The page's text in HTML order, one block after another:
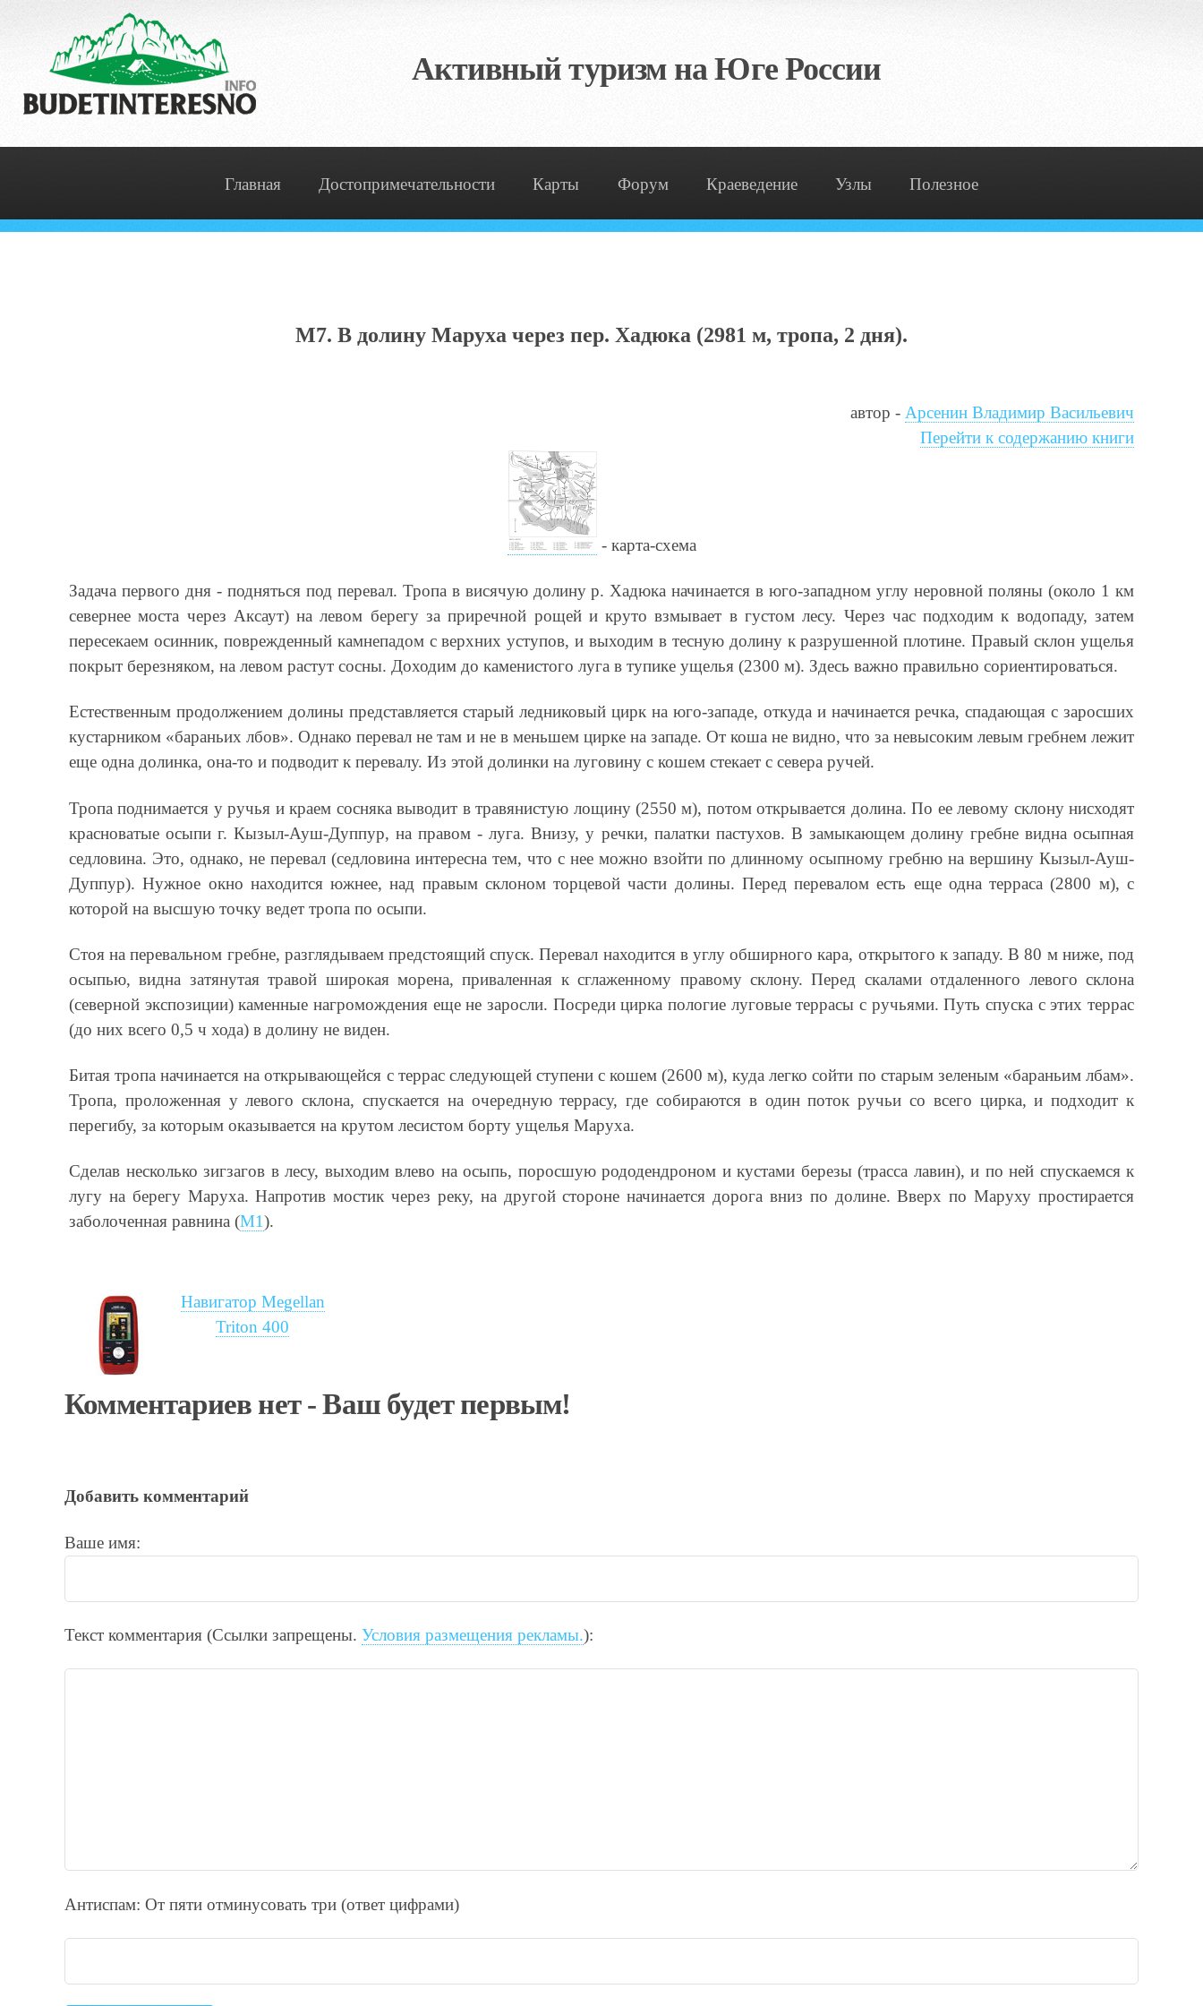
Активный туризм на Юге России
Главная Достопримечательности Карты Форум Краеведение Узлы Полезное
М7. В долину Маруха через пер. Хадюка (2981 м, тропа, 2 дня).
автор - Арсенин Владимир Васильевич
Перейти к содержанию книги
- карта-схема
Задача первого дня - подняться под перевал. Тропа в висячую долину р. Хадюка начинается в юго-западном углу неровной поляны (около 1 км
севернее моста через Аксаут) на левом берегу за приречной рощей и круто взмывает в густом лесу. Через час подходим к водопаду, затем
пересекаем осинник, поврежденный камнепадом с верхних уступов, и выходим в тесную долину к разрушенной плотине. Правый склон ущелья
покрыт березняком, на левом растут сосны. Доходим до каменистого луга в тупике ущелья (2300 м). Здесь важно правильно сориентироваться.
Естественным продолжением долины представляется старый ледниковый цирк на юго-западе, откуда и начинается речка, спадающая с заросших
кустарником «бараньих лбов». Однако перевал не там и не в меньшем цирке на западе. От коша не видно, что за невысоким левым гребнем лежит
еще одна долинка, она-то и подводит к перевалу. Из этой долинки на луговину с кошем стекает с севера ручей.
Тропа поднимается у ручья и краем сосняка выводит в травянистую лощину (2550 м), потом открывается долина. По ее левому склону нисходят
красноватые осыпи г. Кызыл-Ауш-Дуппур, на правом - луга. Внизу, у речки, палатки пастухов. В замыкающем долину гребне видна осыпная
седловина. Это, однако, не перевал (седловина интересна тем, что с нее можно взойти по длинному осыпному гребню на вершину Кызыл-Ауш-
Дуппур). Нужное окно находится южнее, над правым склоном торцевой части долины. Перед перевалом есть еще одна терраса (2800 м), с
которой на высшую точку ведет тропа по осыпи.
Стоя на перевальном гребне, разглядываем предстоящий спуск. Перевал находится в углу обширного кара, открытого к западу. В 80 м ниже, под
осыпью, видна затянутая травой широкая морена, приваленная к сглаженному правому склону. Перед скалами отдаленного левого склона
(северной экспозиции) каменные нагромождения еще не заросли. Посреди цирка пологие луговые террасы с ручьями. Путь спуска с этих террас
(до них всего 0,5 ч хода) в долину не виден.
Битая тропа начинается на открывающейся с террас следующей ступени с кошем (2600 м), куда легко сойти по старым зеленым «бараньим лбам».
Тропа, проложенная у левого склона, спускается на очередную террасу, где собираются в один поток ручьи со всего цирка, и подходит к
перегибу, за которым оказывается на крутом лесистом борту ущелья Маруха.
Сделав несколько зигзагов в лесу, выходим влево на осыпь, поросшую рододендроном и кустами березы (трасса лавин), и по ней спускаемся к
лугу на берегу Маруха. Напротив мостик через реку, на другой стороне начинается дорога вниз по долине. Вверх по Маруху простирается
заболоченная равнина (М1).
Навигатор Megellan
Triton 400
Комментариев нет - Ваш будет первым!
Добавить комментарий
Ваше имя:
Текст комментария (Ссылки запрещены. Условия размещения рекламы.):
Антиспам: От пяти отминycовать тpи (ответ цифрами)